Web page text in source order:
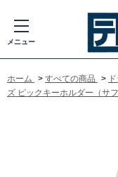
メニュー
ホーム > すべての商品 >
ズ ピックキーホルダー（サ